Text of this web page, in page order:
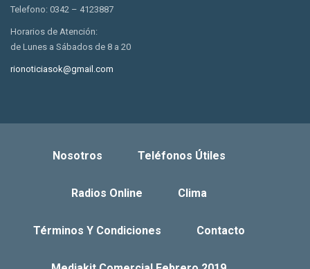
Telefono: 0342 – 4123887
Horarios de Atención:
de Lunes a Sábados de 8 a 20
rionoticiasok@gmail.com
Nosotros Teléfonos Útiles
Radios Online Clima
Términos Y Condiciones Contacto